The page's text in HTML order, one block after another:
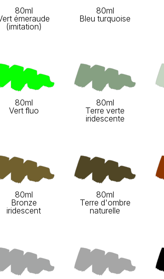
80ml
émeraude
(imitation)
80ml
Bleu turquoise
80ml
Vert fluo
80ml
Terre verte
iridescente
80ml
Bronze
iridescent
80ml
Terre d'ombre
naturelle